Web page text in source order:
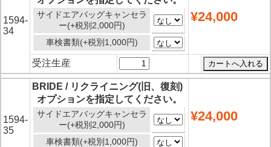
1594-
34
サイドエアバッグキャンセラ
ー(+税別2,000円)
車検書類(+税別1,000円)
¥24,000
受注生産
1594-
35
BRIDE / リクライニング(旧、復刻)
オプションを指定してください。
サイドエアバッグキャンセラ
ー(+税別2,000円)
車検書類(+税別1,000円)
¥24,000